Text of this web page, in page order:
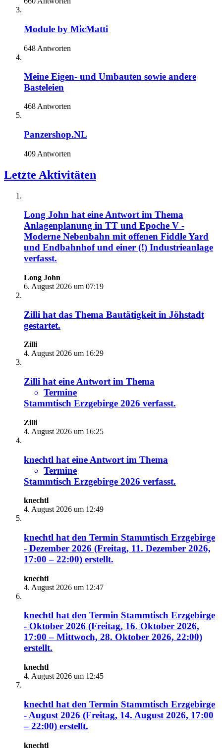
Module by MicMatti
648 Antworten
Meine Eigen- und Umbauten sowie andere
Basteleien
468 Antworten
Panzershop.NL
409 Antworten
Letzte Aktivitäten
Long John hat eine Antwort im Thema
Anlagenplanung in TT und Epoche V -
Moderne Nebenbahn mit offenen Fiddle Yard
und Endbahnhof und einer (!) Industrieanlage
verfasst.
Long John
6. August 2026 um 07:19
Zilli hat das Thema Bautätigkeit in Jöhstadt
gestartet.
Zilli
4. August 2026 um 16:29
Zilli hat eine Antwort im Thema
Termine
Stammtisch Erzgebirge 2026 verfasst.
Zilli
4. August 2026 um 16:25
knechtl hat eine Antwort im Thema
Termine
Stammtisch Erzgebirge 2026 verfasst.
knechtl
4. August 2026 um 12:49
knechtl hat den Termin Stammtisch Erzgebirge
- Dezember 2026 (Freitag, 11. Dezember 2026,
17:00 – 22:00) erstellt.
knechtl
4. August 2026 um 12:47
knechtl hat den Termin Stammtisch Erzgebirge
- Oktober 2026 (Freitag, 16. Oktober 2026,
17:00 – Mittwoch, 28. Oktober 2026, 22:00)
erstellt.
knechtl
4. August 2026 um 12:45
knechtl hat den Termin Stammtisch Erzgebirge
- August 2026 (Freitag, 14. August 2026, 17:00
– 22:00) erstellt.
knechtl